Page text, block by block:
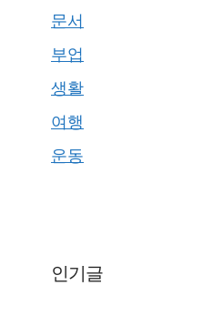
문서
부업
생활
여행
운동
인기글